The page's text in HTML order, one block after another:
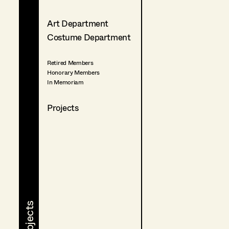
Art Department
Costume Department
Retired Members
Honorary Members
In Memoriam
Projects